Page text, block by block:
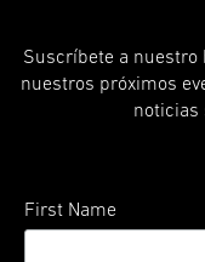
Suscríbete a nuestro
nuestros próximos
noticias
First Name